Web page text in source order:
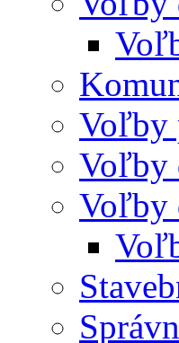
Voľby
Voľby
Voľby